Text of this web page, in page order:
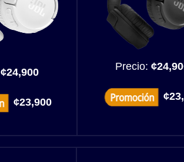
¢24,900
¢23,900
Precio: